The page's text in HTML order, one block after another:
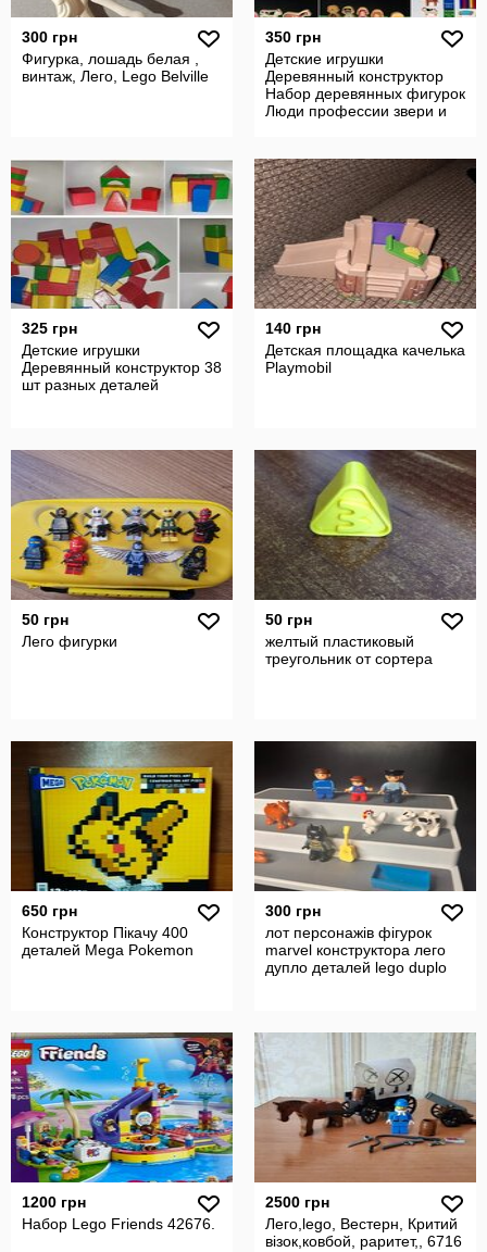
300 грн
Фигурка, лошадь белая ,
винтаж, Лего, Lego Belville
350 грн
Детские игрушки
Деревянный конструктор
Набор деревянных фигурок
Люди профессии звери и
325 грн
Детские игрушки
Деревянный конструктор 38
шт разных деталей
140 грн
Детская площадка качелька
Playmobil
50 грн
Лего фигурки
50 грн
желтый пластиковый
треугольник от сортера
650 грн
Конструктор Пікачу 400
деталей Mega Pokemon
300 грн
лот персонажів фігурок
marvel конструктора лего
дупло деталей lego duplo
1200 грн
Набор Lego Friends 42676.
2500 грн
Лего,lego, Вестерн, Критий
візок,ковбой, раритет,, 6716